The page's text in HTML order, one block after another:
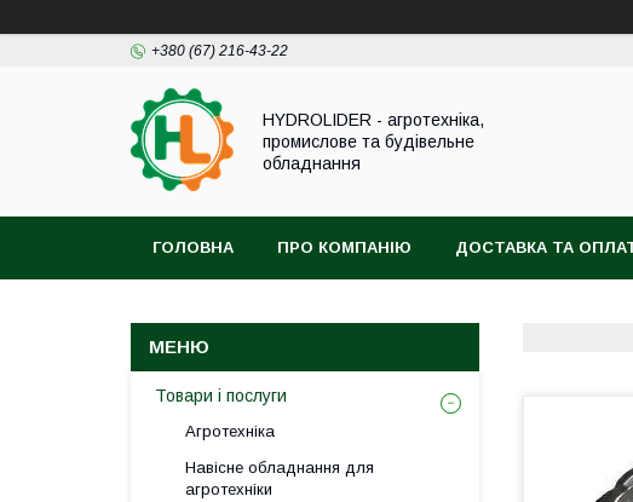
+380 (67) 216-43-22
HYDROLIDER - агротехніка,
промислове та будівельне
обладнання
ГОЛОВНА ПРО КОМПАНІЮ ДОСТАВКА ТА
Товари і послуги
Агротехніка
Навісне обладнання для
агротехніки